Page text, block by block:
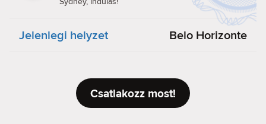
Jelenlegi helyzet Belo Horizonte
Csatlakozz most!